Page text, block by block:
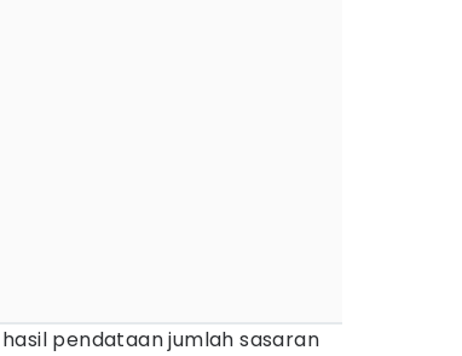
pendataan jumlah sasaran